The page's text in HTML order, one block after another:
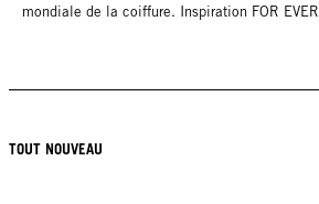
mondiale de la coiffure. Inspiration FOR
TOUT NOUVEAU